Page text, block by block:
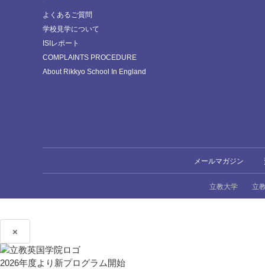
よくあるご質問
学校見学について
ISIレポート
COMPLAINTS PROCEDURE
About Rikkyo School In England
メールマガジン
立教大学 立
×
2026年度より新プログラム開始